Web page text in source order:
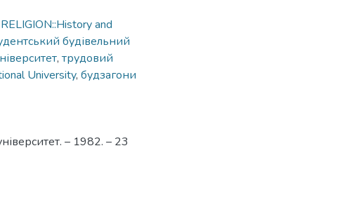
and
будівельний
, трудовий
University, будзагони
– 1982. – 23